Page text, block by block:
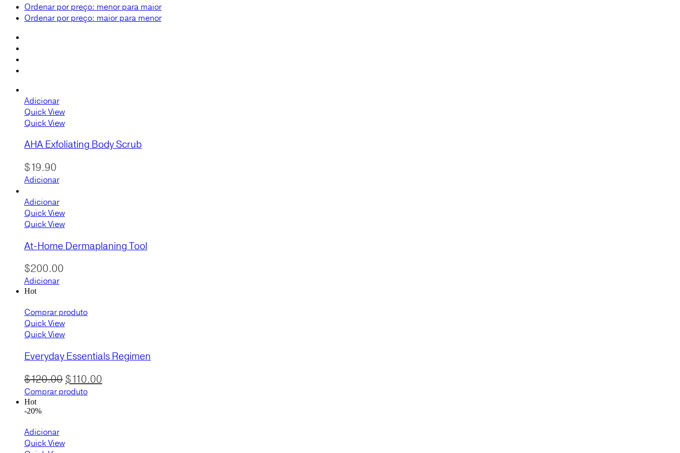
Ordenar por preço: menor para maior
Ordenar por preço: maior para menor
Adicionar
Quick View
Quick View
AHA Exfoliating Body Scrub
$19.90
Adicionar
Adicionar
Quick View
Quick View
At-Home Dermaplaning Tool
$200.00
Adicionar
Hot
Comprar produto
Quick View
Quick View
Everyday Essentials Regimen
$120.00 O
preço
$110.00
Comprar produto
Hot
-20%
Adicionar
Quick View